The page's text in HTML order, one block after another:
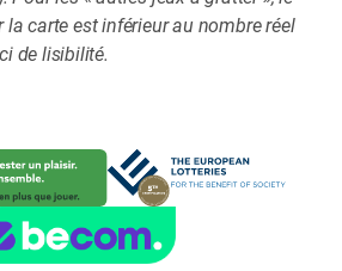
carte est inférieur au nombre réel
de lisibilité.